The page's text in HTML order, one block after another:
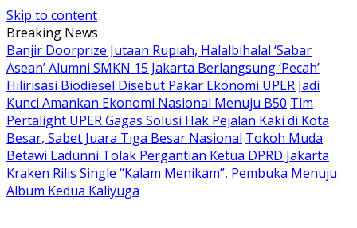
Skip to content
Breaking News
Banjir Doorprize Jutaan Rupiah, Halalbihalal ‘Sabar
Asean’ Alumni SMKN 15 Jakarta Berlangsung ‘Pecah’
Hilirisasi Biodiesel Disebut Pakar Ekonomi UPER Jadi
Kunci Amankan Ekonomi Nasional Menuju B50 Tim
Pertalight UPER Gagas Solusi Hak Pejalan Kaki di Kota
Besar, Sabet Juara Tiga Besar Nasional Tokoh Muda
Betawi Ladunni Tolak Pergantian Ketua DPRD Jakarta
Kraken Rilis Single “Kalam Menikam”, Pembuka Menuju
Album Kedua Kaliyuga